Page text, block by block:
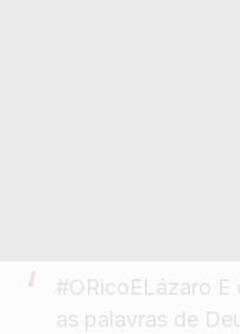
#ORicoELázaro E
as palavras de